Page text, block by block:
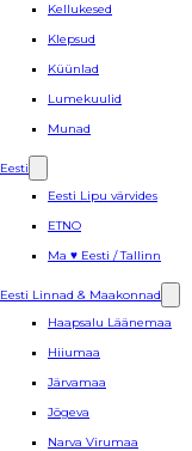
Kellukesed
Klepsud
Küünlad
Lumekuulid
Munad
Eesti
Eesti Lipu värvides
ETNO
Ma ♥ Eesti / Tallinn
Eesti Linnad & Maakonnad
Haapsalu Läänemaa
Hiiumaa
Järvamaa
Jõgeva
Narva Virumaa